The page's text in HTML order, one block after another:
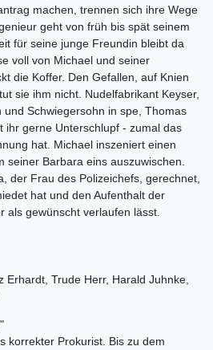
machen, trennen sich ihre Wege
geht von früh bis spät seinem
für seine junge Freundin bleibt da
voll von Michael und seiner
die Koffer. Den Gefallen, auf Knien
sie ihm nicht. Nudelfabrikant Keyser,
Schwiegersohn in spe, Thomas
ihr gerne Unterschlupf - zumal das
hat. Michael inszeniert einen
seiner Barbara eins auszuwischen.
der Frau des Polizeichefs, gerechnet,
hat und den Aufenthalt der
als gewünscht verlaufen lässt.
Erhardt, Trude Herr, Harald Juhnke,
korrekter Prokurist. Bis zu dem